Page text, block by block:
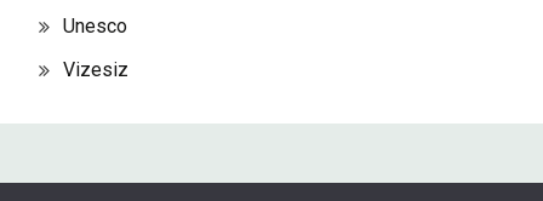
Unesco
Vizesiz